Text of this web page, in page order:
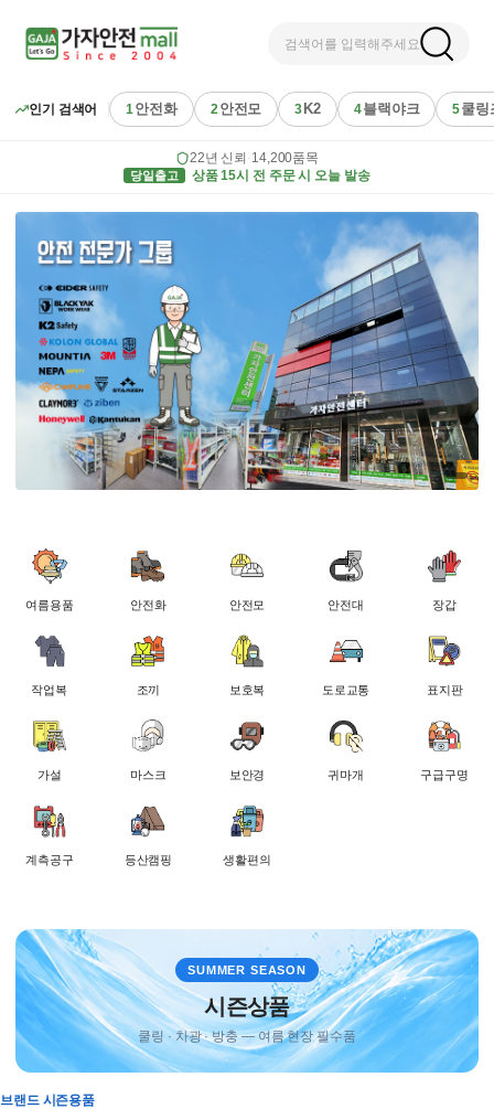
검색어를 입력해주세요
인기 검색어 1안전화 2안전모 3 K2 4블랙야크 5쿨링
22년 신뢰 ·14,200품목
당일출고
상품 15시 전 주문 시 오늘 발송
여름용품 안전화 안전모 안전대 장갑
작업복 조끼 보호복 도로교통 표지판
가설 마스크 보안경 귀마개 구급구명
계측공구 등산캠핑 생활편의
SUMMER SEASON
시즌상품
쿨링 · 차광 · 방충 — 여름 현장 필수품
브랜드 시즌용품